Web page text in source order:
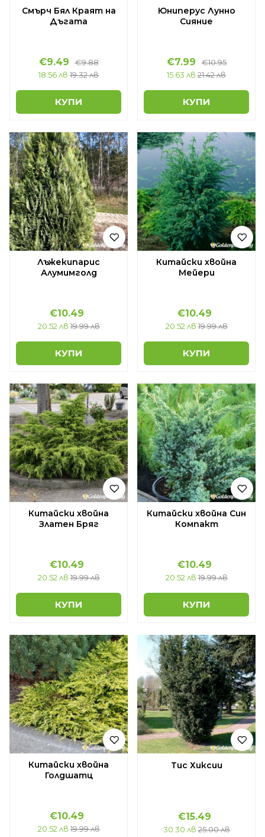
Смърч Бял Краят на
Дъгата
€9.49
€9.88
18.56 лв 19.32 лв
КУПИ
Юниперус Лунно
Сияние
€7.99
€10.95
15.63 лв 21.42 лв
КУПИ
Лъжекипарис
Алумимголд
€10.49
20.52 лв 19.99 лв
КУПИ
Китайски хвойна
Мейери
€10.49
20.52 лв 19.99 лв
КУПИ
Китайски хвойна
Златен Бряг
€10.49
20.52 лв 19.99 лв
КУПИ
Китайски хвойна Син
Компакт
€10.49
20.52 лв 19.99 лв
КУПИ
Китайски хвойна
Голдшатц
€10.49
20.52 лв 19.99 лв
Тис Хиксии
€15.49
30.30 лв 25.00 лв